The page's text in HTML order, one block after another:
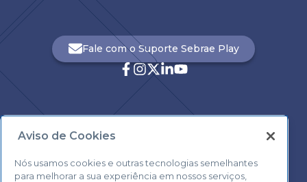
0800 570 0800
Fale com o Suporte Sebrae Play
Aviso de Cookies
Nós usamos cookies e outras tecnologias semelhantes
para melhorar a sua experiência em nossos serviços,